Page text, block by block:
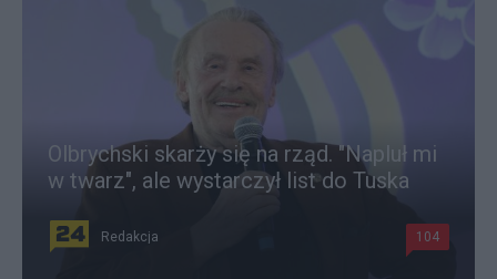
Olbrychski skarży się na rząd. "Napluł mi
w twarz", ale wystarczył list do Tuska
Redakcja 104